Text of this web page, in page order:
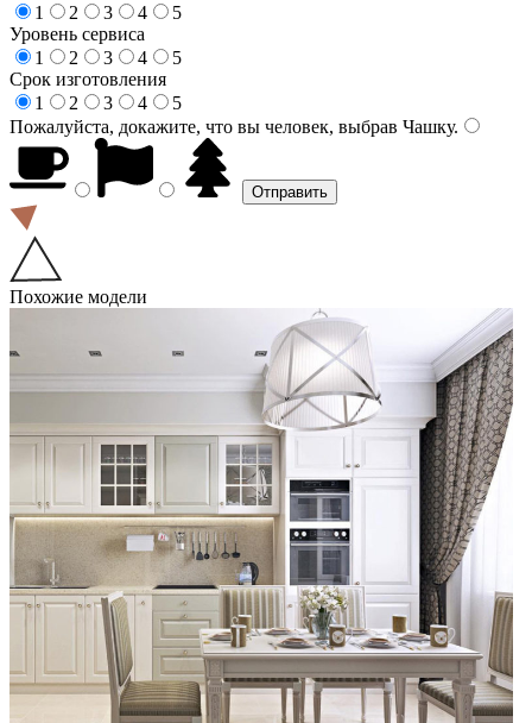
1
2 3 4
5
Уровень сервиса
1
2 3 4
5
Срок изготовления
1
2 3 4
5
Пожалуйста, докажите, что вы человек, выбрав Чашку.
Похожие модели